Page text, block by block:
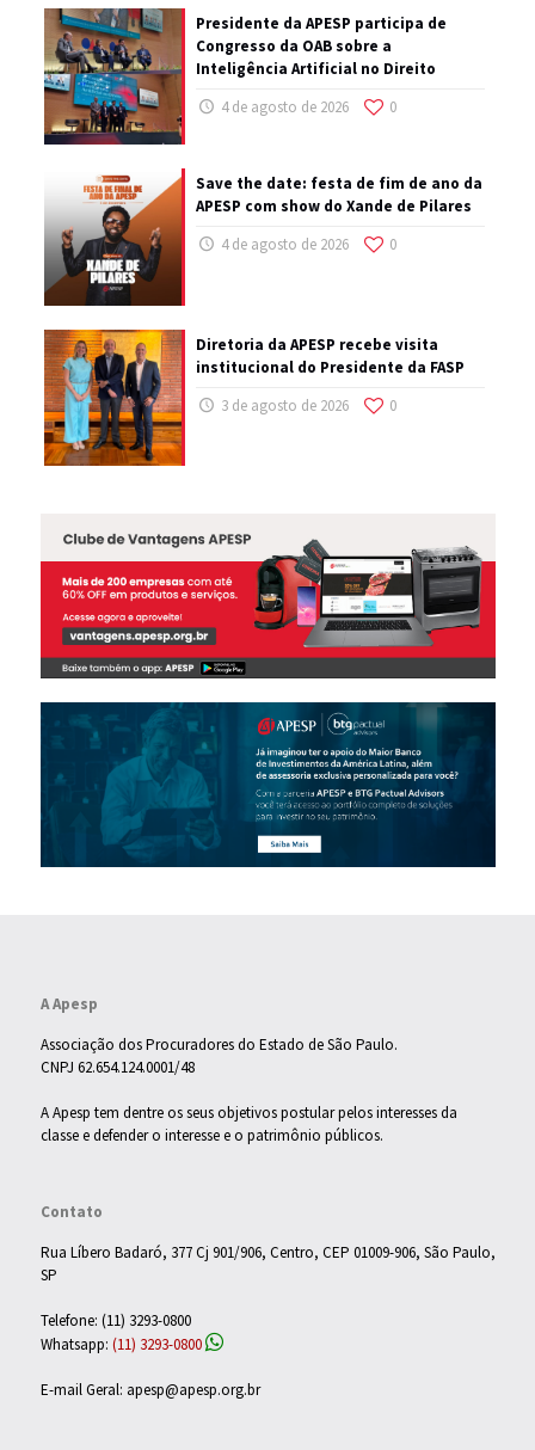
Presidente da APESP participa de
Congresso da OAB sobre a
Inteligência Artificial no Direito
4 de agosto de 2026
0
Save the date: festa de fim de ano da
APESP com show do Xande de Pilares
4 de agosto de 2026
0
Diretoria da APESP recebe visita
institucional do Presidente da FASP
3 de agosto de 2026
0
A Apesp
Associação dos Procuradores do Estado de São Paulo.
CNPJ 62.654.124.0001/48
A Apesp tem dentre os seus objetivos postular pelos interesses da
classe e defender o interesse e o patrimônio públicos.
Contato
Rua Líbero Badaró, 377 Cj 901/906, Centro, CEP 01009-906, São Paulo,
SP
Telefone: (11) 3293-0800
Whatsapp: (11) 3293-0800
E-mail Geral: apesp@apesp.org.br